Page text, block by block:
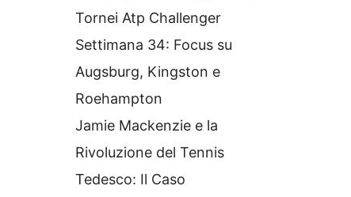
Tornei Atp Challenger
Settimana 34: Focus su
Augsburg, Kingston e
Roehampton
Jamie Mackenzie e la
Rivoluzione del Tennis
Tedesco: Il Caso